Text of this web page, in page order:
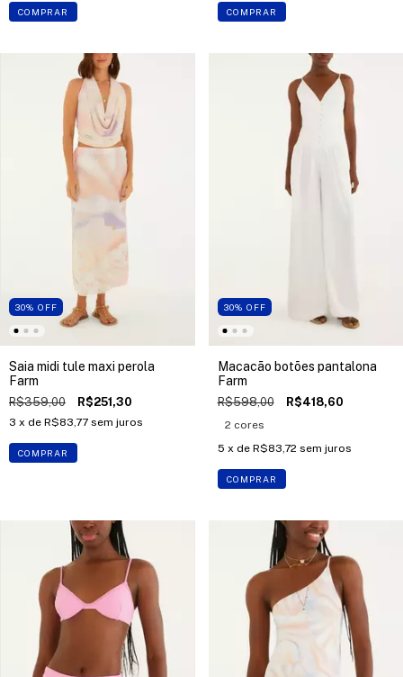
COMPRAR COMPRAR
30% OFF
Saia midi tule maxi perola
Farm
R$359,00 R$251,30
3 x de R$83,77 sem juros
COMPRAR
30% OFF
Macacão botões pantalona
Farm
R$598,00 R$418,60
2 cores
5 x de R$83,72 sem juros
COMPRAR